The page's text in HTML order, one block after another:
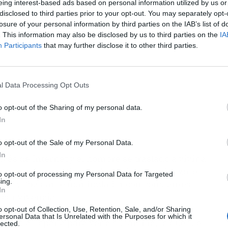
interest-based ads based on personal information utilized by us
to third parties prior to your opt-out. You may separately
of your personal information by third parties on the IAB’s list of
This information may also be disclosed by us to third parties on the
Participants that may further disclose it to other third parties.
Data Processing Opt Outs
opt-out of the Sharing of my personal data.
opt-out of the Sale of my Personal Data.
opt-out of processing my Personal Data for Targeted
opt-out of Collection, Use, Retention, Sale, and/or Sharing
Data that Is Unrelated with the Purposes for which it
de Internet y el hombre se trasladó a vivir a
relación sentimental. Desde el comienzo, el
y “bastante manipulador con constantes
a España para ver a su familia, lo que fue